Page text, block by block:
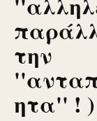
την
ητα'' ! )